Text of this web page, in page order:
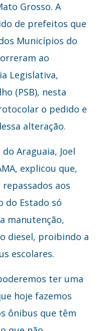
Grosso. A
de prefeitos que
Municípios do
ao
Legislativa,
(PSB), nesta
o pedido e
alteração.
Araguaia, Joel
explicou que,
aos
do Estado só
manutenção,
diesel, proibindo a
escolares.
ter uma
hoje fazemos
ônibus que têm